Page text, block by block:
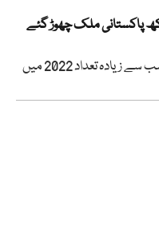
پاکستان کے انتہائی ہنر مند شہریوں کی سب سے زیادہ تعداد 2022 میں